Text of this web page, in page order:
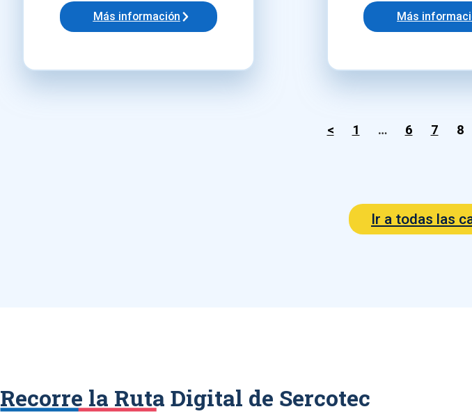
Más información Más
< 1 … 6 7 8
Ir a todas las
Recorre la Ruta Digital de Sercotec